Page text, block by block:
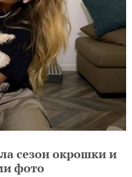
сезон окрошки и
фото